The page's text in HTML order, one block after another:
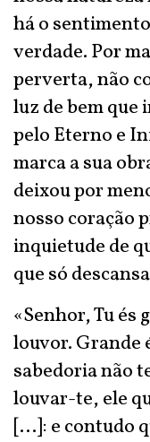
há o
verdade. Por
perverta, não
luz de bem que
pelo Eterno e
marca a sua
deixou por
nosso coração
inquietude de
que só
«Senhor, Tu és
louvor. Grande
sabedoria não
louvar-te, ele
[...]: e contudo